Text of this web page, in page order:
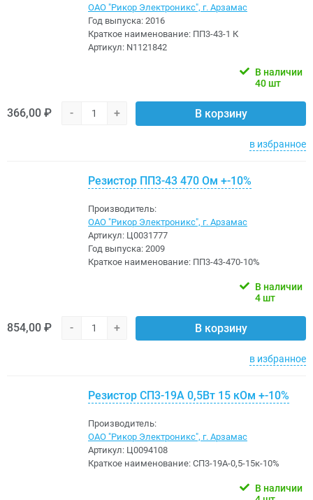
ОАО "Рикор Электроникс", г. Арзамас
Год выпуска: 2016
Краткое наименование: ПП3-43-1 К
Артикул: N1121842
В наличии
40 шт
366,00 ₽ - + В корзину
в избранное
Резистор ПП3-43 470 Ом +-10%
Производитель:
ОАО "Рикор Электроникс", г. Арзамас
Артикул: Ц0031777
Год выпуска: 2009
Краткое наименование: ПП3-43-470-10%
В наличии
4 шт
854,00 ₽ - + В корзину
в избранное
Резистор СП3-19А 0,5Вт 15 кОм +-10%
Производитель:
ОАО "Рикор Электроникс", г. Арзамас
Артикул: Ц0094108
Краткое наименование: СП3-19А-0,5-15к-10%
В наличии